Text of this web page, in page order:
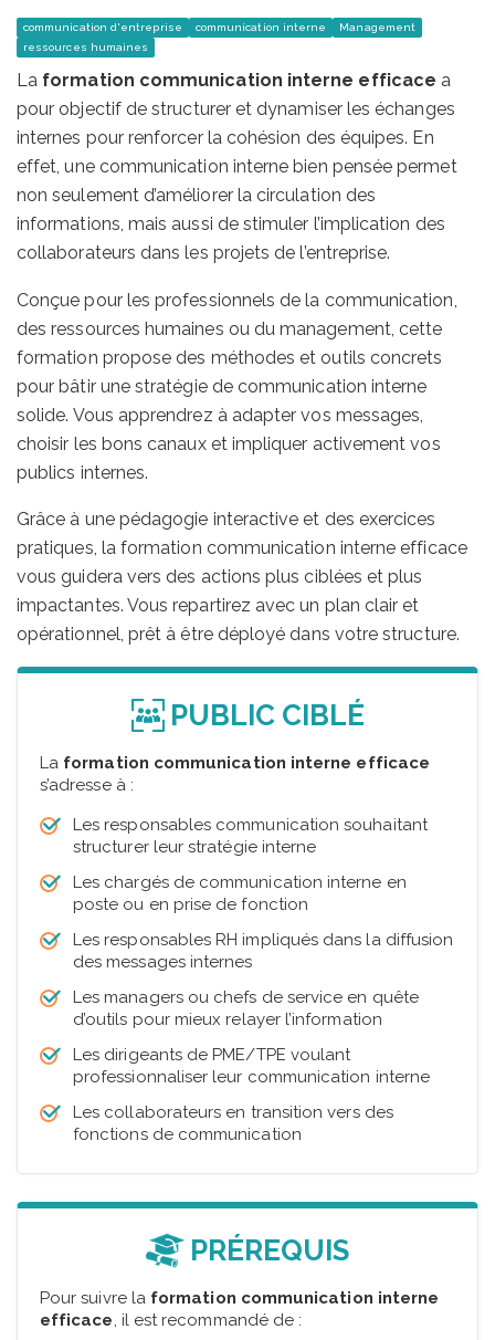
communication d'entreprise communication interne
Management
ressources humaines
La formation communication interne efficace a
pour objectif de structurer et dynamiser les échanges
internes pour renforcer la cohésion des équipes. En
effet, une communication interne bien pensée permet
non seulement d’améliorer la circulation des
informations, mais aussi de stimuler l’implication des
collaborateurs dans les projets de l’entreprise.
Conçue pour les professionnels de la communication,
des ressources humaines ou du management, cette
formation propose des méthodes et outils concrets
pour bâtir une stratégie de communication interne
solide. Vous apprendrez à adapter vos messages,
choisir les bons canaux et impliquer activement vos
publics internes.
Grâce à une pédagogie interactive et des exercices
pratiques, la formation communication interne efficace
vous guidera vers des actions plus ciblées et plus
impactantes. Vous repartirez avec un plan clair et
opérationnel, prêt à être déployé dans votre structure.
PUBLIC CIBLÉ
La formation communication interne efficace
s’adresse à :
Les responsables communication souhaitant
structurer leur stratégie interne
Les chargés de communication interne en
poste ou en prise de fonction
Les responsables RH impliqués dans la diffusion
des messages internes
Les managers ou chefs de service en quête
d’outils pour mieux relayer l’information
Les dirigeants de PME/TPE voulant
professionnaliser leur communication interne
Les collaborateurs en transition vers des
fonctions de communication
PRÉREQUIS
Pour suivre la formation communication interne
efficace, il est recommandé de :